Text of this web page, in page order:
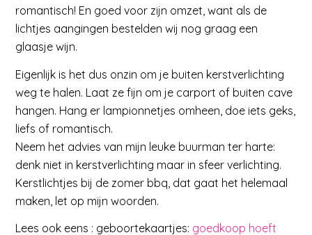
romantisch! En goed voor zijn omzet, want als de
lichtjes aangingen bestelden wij nog graag een
glaasje wijn.
Eigenlijk is het dus onzin om je buiten kerstverlichting
weg te halen. Laat ze fijn om je carport of buiten cave
hangen. Hang er lampionnetjes omheen, doe iets geks,
liefs of romantisch.
Neem het advies van mijn leuke buurman ter harte:
denk niet in kerstverlichting maar in sfeer verlichting.
Kerstlichtjes bij de zomer bbq, dat gaat het helemaal
maken, let op mijn woorden.
Lees ook eens : geboortekaartjes: goedkoop hoeft